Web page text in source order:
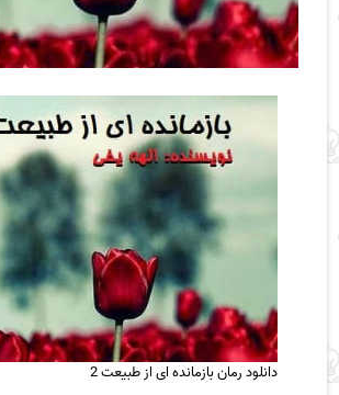
دانلود رمان بازمانده ای از طبیعت 2